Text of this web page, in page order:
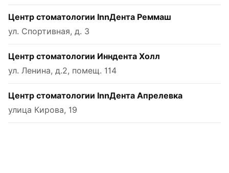
Центр стоматологии InnДента Реммаш
ул. Спортивная, д. 3
Центр стоматологии Инндента Холл
ул. Ленина, д.2, помещ. 114
Центр стоматологии InnДента Апрелевка
улица Кирова, 19